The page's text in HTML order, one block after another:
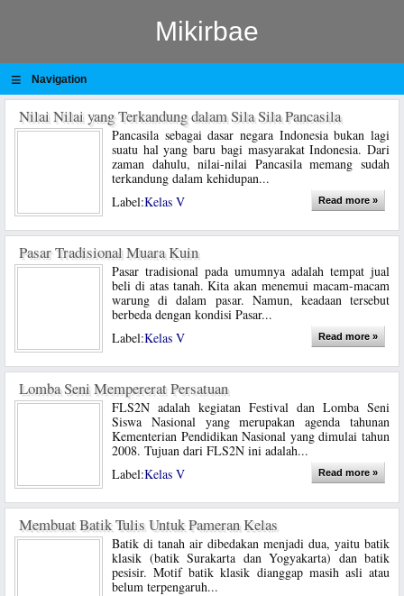
Mikirbae
≡ Navigation
Nilai Nilai yang Terkandung dalam Sila Sila Pancasila
Pancasila sebagai dasar negara Indonesia bukan lagi
suatu hal yang baru bagi masyarakat Indonesia. Dari
zaman dahulu, nilai-nilai Pancasila memang sudah
terkandung dalam kehidupan...
Label:Kelas V Read more »
Pasar Tradisional Muara Kuin
Pasar tradisional pada umumnya adalah tempat jual
beli di atas tanah. Kita akan menemui macam-macam
warung di dalam pasar. Namun, keadaan tersebut
berbeda dengan kondisi Pasar...
Label:Kelas V Read more »
Lomba Seni Mempererat Persatuan
FLS2N adalah kegiatan Festival dan Lomba Seni
Siswa Nasional yang merupakan agenda tahunan
Kementerian Pendidikan Nasional yang dimulai tahun
2008. Tujuan dari FLS2N ini adalah...
Label:Kelas V Read more »
Membuat Batik Tulis Untuk Pameran Kelas
Batik di tanah air dibedakan menjadi dua, yaitu batik
klasik (batik Surakarta dan Yogyakarta) dan batik
pesisir. Motif batik klasik dianggap masih asli atau
belum terpengaruh...